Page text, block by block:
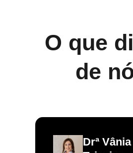
O que
de
Drª Vânia